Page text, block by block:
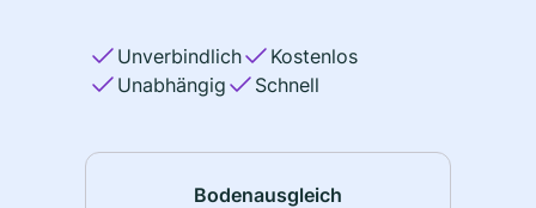
Unverbindlich
Kostenlos
Unabhängig
Schnell
Bodenausgleich